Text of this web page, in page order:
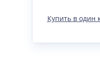
Купить в один